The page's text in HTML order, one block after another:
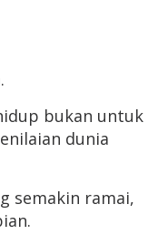
bukan untuk
dunia
semakin ramai,